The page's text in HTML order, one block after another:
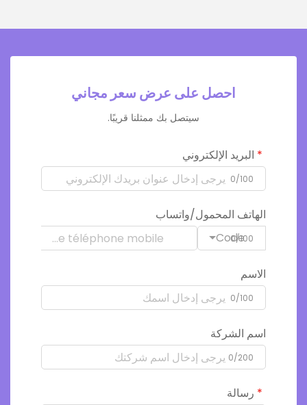
احصل على عرض سعر مجاني
سيتصل بك ممثلنا قريبًا.
البريد الإلكتروني
0/100
الهاتف المحمول/واتساب
Code
0/100
الاسم
0/100
اسم الشركة
0/200
رسالة